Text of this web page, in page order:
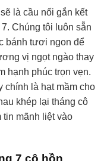
là cầu nối gắn kết
Chúng tôi luôn sẵn
bánh tươi ngon để
vị ngọt ngào thay
hạnh phúc trọn vẹn.
chính là hạt mầm cho
khép lại tháng cô
mãnh liệt vào
7 cô hồn